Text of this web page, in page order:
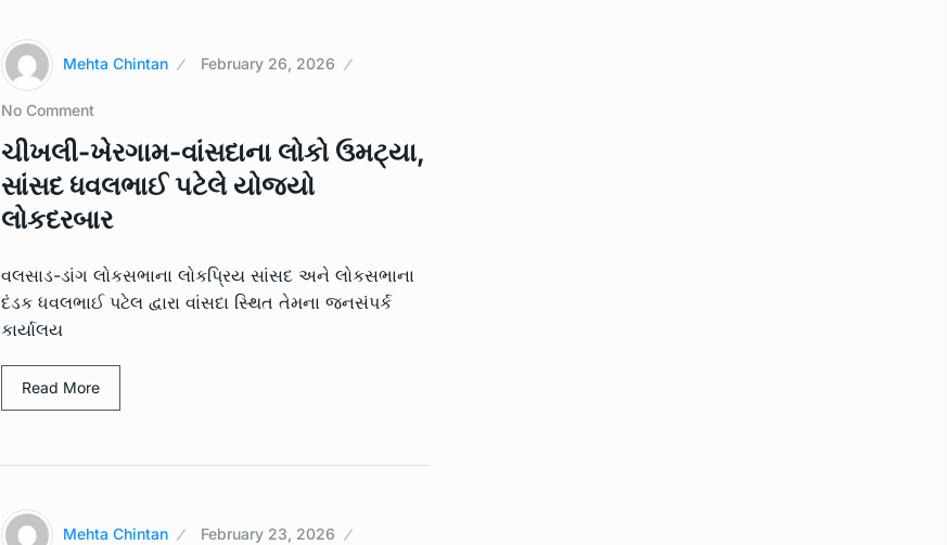
Mehta Chintan February 26, 2026
No Comment
ચીખલી-ખેરગામ-વાંસદાના લોકો ઉમટ્યા,
સાંસદ ધવલભાઈ પટેલે યોજ્યો
લોકદરબાર
વલસાડ-ડાંગ લોકસભાના લોકપ્રિય સાંસદ અને લોકસભાના
દંડક ધવલભાઈ પટેલ દ્વારા વાંસદા સ્થિત તેમના જનસંપર્ક
કાર્યાલય
Read More
Mehta Chintan February 23, 2026